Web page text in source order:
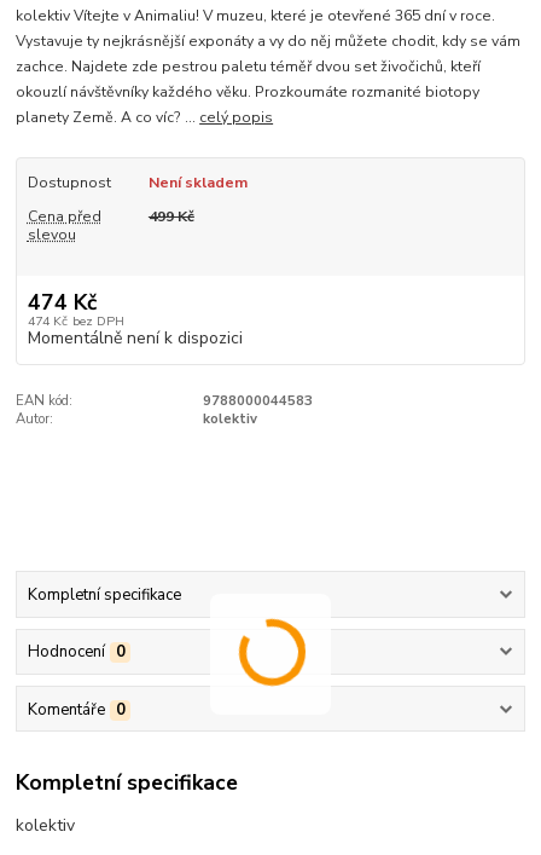
kolektiv Vítejte v Animaliu! V muzeu, které je otevřené 365 dní v roce.
Vystavuje ty nejkrásnější exponáty a vy do něj můžete chodit, kdy se vám
zachce. Najdete zde pestrou paletu téměř dvou set živočichů, kteří
okouzlí návštěvníky každého věku. Prozkoumáte rozmanité biotopy
planety Země. A co víc? ... celý popis
Dostupnost
Není skladem
Cena před
slevou
499 Kč
474 Kč
474 Kč bez DPH
Momentálně není k dispozici
EAN kód:
9788000044583
Autor:
kolektiv
Kompletní specifikace
Hodnocení 0
Komentáře 0
Kompletní specifikace
kolektiv